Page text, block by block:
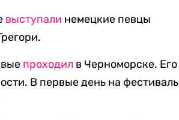
выступали немецкие певцы
проходил в Черноморске. Его
В первые день на фестиваль